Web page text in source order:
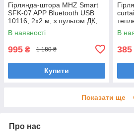
Гірлянда-штора MHZ Smart
SFK-07 APP Bluetooth USB
10116, 2х2 м, з пультом ДК,
різнобарвна
В наявності
995 ₴ 1 180 ₴
Купити
В
385
Показати ще
Про нас